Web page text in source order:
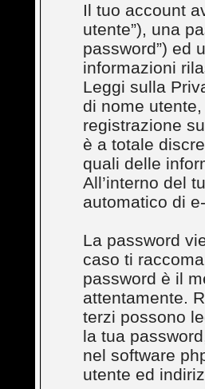
Il tuo account
utente”), una
password”) ed
informazioni
Leggi sulla
di nome
registrazione
è a totale
quali delle
All’interno del
automatico di
La password
caso ti
password è il
attentamente.
terzi possono
la tua
nel software
utente ed